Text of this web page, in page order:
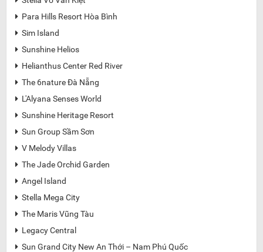
 Para Hills Resort Hòa Bình
 Sim Island
 Sunshine Helios
 Helianthus Center Red River
 The 6nature Đà Nẵng
 L'Alyana Senses World
 Sunshine Heritage Resort
 Sun Group Sầm Sơn
 V Melody Villas
 The Jade Orchid Garden
 Angel Island
 Stella Mega City
 The Maris Vũng Tàu
 Legacy Central
 Sun Grand City New An Thới – Nam Phú Quốc